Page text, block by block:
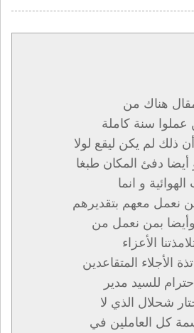
هناك من
عملوا سنة كاملة
ذلك لم يكن ليقع لولا
دفئ المكان طبغا
و انما
نعمل معهم بتقديرهم
بمن نعمل من
الأعزاء
الأجلاء المتقاعدين
للسيد مدير
شحلال الذي لا
كل العاملين في